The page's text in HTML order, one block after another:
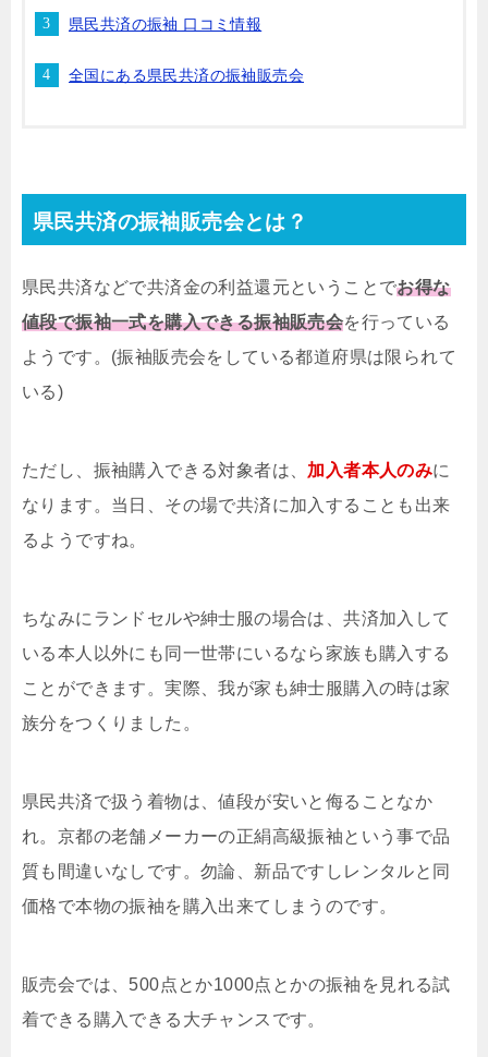
県民共済の振袖 口コミ情報
全国にある県民共済の振袖販売会
県民共済の振袖販売会とは？
県民共済などで共済金の利益還元ということでお得な
値段で振袖一式を購入できる振袖販売会を行っている
ようです。(振袖販売会をしている都道府県は限られて
いる)
ただし、振袖購入できる対象者は、 加入者本人のみに
なります。当日、その場で共済に加入することも出来
るようですね。
ちなみにランドセルや紳士服の場合は、共済加入して
いる本人以外にも同一世帯にいるなら家族も購入する
ことができます。実際、我が家も紳士服購入の時は家
族分をつくりました。
県民共済で扱う着物は、値段が安いと侮ることなか
れ。京都の老舗メーカーの正絹高級振袖という事で品
質も間違いなしです。勿論、新品ですしレンタルと同
価格で本物の振袖を購入出来てしまうのです。
販売会では、500点とか1000点とかの振袖を見れる試
着できる購入できる大チャンスです。